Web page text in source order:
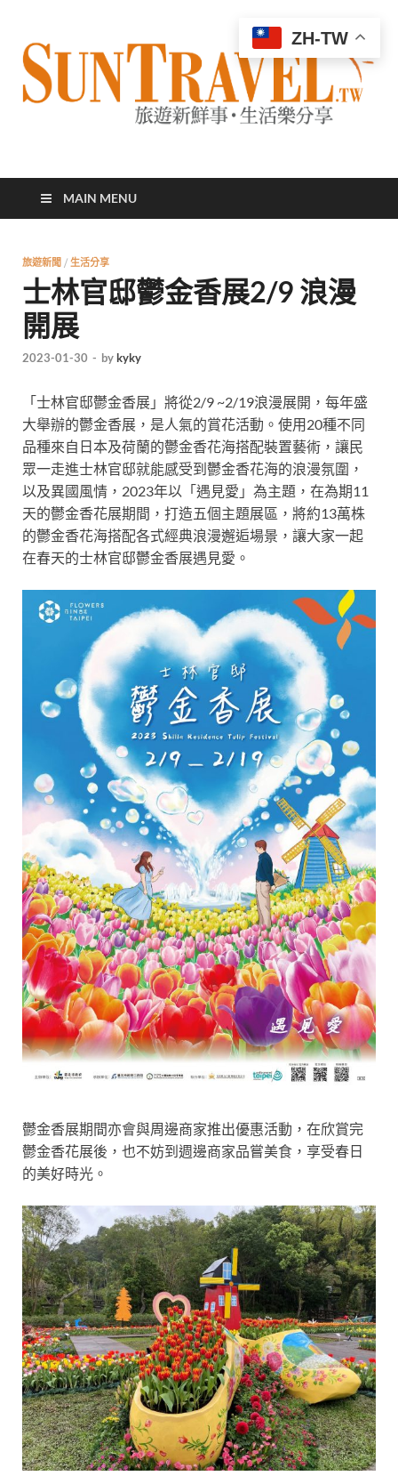
太陽網
MAIN MENU
旅遊新聞 / 生活分享
士林官邸鬱金香展2/9 浪漫
開展
2023-01-30 - bykyky
「士林官邸鬱金香展」將從2/9 ~2/19浪漫展開，每年盛
大舉辦的鬱金香展，是人氣的賞花活動。使用20種不同
品種來自日本及荷蘭的鬱金香花海搭配裝置藝術，讓民
眾一走進士林官邸就能感受到鬱金香花海的浪漫氛圍，
以及異國風情，2023年以「遇見愛」為主題，在為期11
天的鬱金香花展期間，打造五個主題展區，將約13萬株
的鬱金香花海搭配各式經典浪漫邂逅場景，讓大家一起
在春天的士林官邸鬱金香展遇見愛。
鬱金香展期間亦會與周邊商家推出優惠活動，在欣賞完
鬱金香花展後，也不妨到週邊商家品嘗美食，享受春日
的美好時光。
ZH-TW